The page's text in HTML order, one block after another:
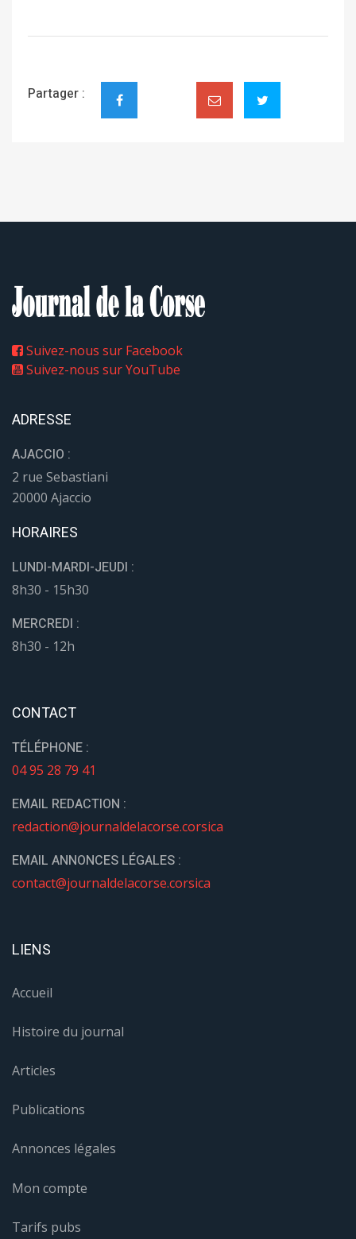
Partager :
Suivez-nous sur Facebook
Suivez-nous sur YouTube
ADRESSE
AJACCIO :
2 rue Sebastiani
20000 Ajaccio
HORAIRES
LUNDI-MARDI-JEUDI :
8h30 - 15h30
MERCREDI :
8h30 - 12h
CONTACT
TÉLÉPHONE :
04 95 28 79 41
EMAIL REDACTION :
redaction@journaldelacorse.corsica
EMAIL ANNONCES LÉGALES :
contact@journaldelacorse.corsica
LIENS
Accueil
Histoire du journal
Articles
Publications
Annonces légales
Mon compte
Tarifs pubs